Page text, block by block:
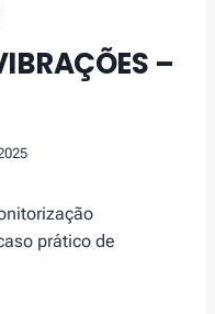
–
prático de